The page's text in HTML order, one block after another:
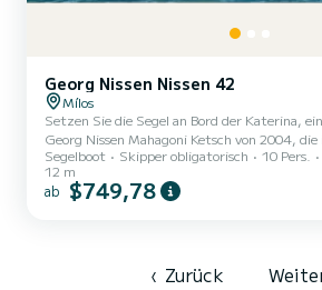
Georg Nissen Nissen 42
Mílos
Setzen Sie die Segel an Bord der Katerina,
Georg Nissen Mahagoni Ketsch von 2004,
stationiert ist. Perfekt für bis zu zehn
elegante Segelschiff klassischen Charme mit
Angetrieben von einem zuverlässigen 50 PS
Segelboot Skipper obligatorisch 10 Pers.
12 m
ab $749,78
‹ Zurück